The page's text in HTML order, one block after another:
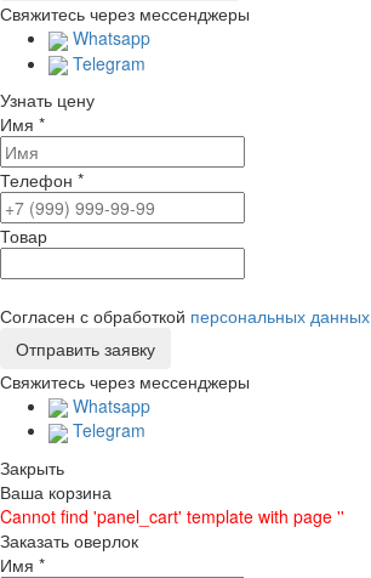
Свяжитесь через мессенджеры
Whatsapp
Telegram
Узнать цену
Имя *
Телефон *
Товар
Согласен с обработкой персональных данных
Свяжитесь через мессенджеры
Whatsapp
Telegram
Закрыть
Ваша корзина
Cannot find 'panel_cart' template with page ''
Заказать оверлок
Имя *